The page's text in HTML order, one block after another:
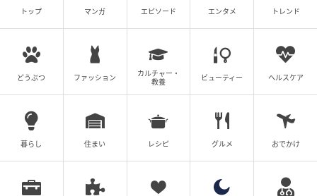
ウーマンカレンダー編集室ではアンチエイジングやダ
イエットなどオトナ女子の心と体の不調を解決する記
事を配信中。ぜひチェックしてハッピーな毎日になり
ますように！
著者：マンガ家・イラストレーター 和田フミ江
ベビーカレンダー／ウーマンカレンダー編集室
元記事で読む
トップ マンガ エピソード エンタメ トレンド
どうぶつ ファッション
カルチャー・
教養
ビューティー ヘルスケア
暮らし 住まい レシピ グルメ おでかけ